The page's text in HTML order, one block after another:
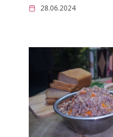
28.06.2024